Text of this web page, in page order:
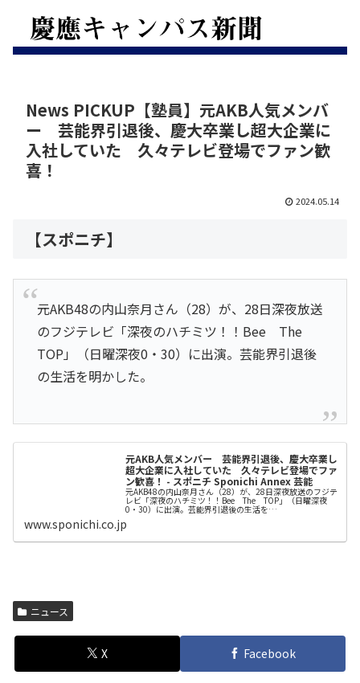
News PICKUP【塾員】元AKB人気メンバ
ー 芸能界引退後、慶大卒業し超大企業に
入社していた 久々テレビ登場でファン歓
喜！
2024.05.14
【スポニチ】
元AKB48の内山奈月さん（28）が、28日深夜放送
のフジテレビ「深夜のハチミツ！！Bee The
TOP」（日曜深夜0・30）に出演。芸能界引退後
の生活を明かした。
元AKB人気メンバー 芸能界引退後、慶大卒業し
超大企業に入社していた 久々テレビ登場でファ
ン歓喜！ - スポニチ Sponichi Annex 芸能
元AKB48の内山奈月さん（28）が、28日深夜放送のフジテ
レビ「深夜のハチミツ！！Bee The TOP」（日曜深夜
0・30）に出演。芸能界引退後の生活を…
www.sponichi.co.jp
ニュース
X Facebook